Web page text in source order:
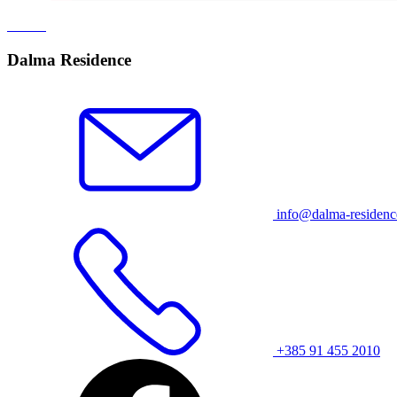
Dalma Residence
info@dalma-
+385 91 455 2010